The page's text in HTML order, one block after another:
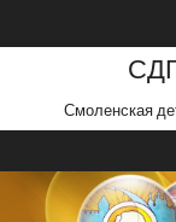
Смоленская
Skip to content